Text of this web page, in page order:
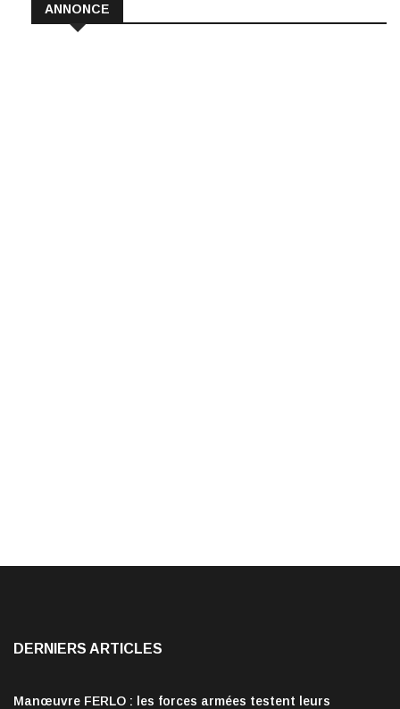
ANNONCE
DERNIERS ARTICLES
Manœuvre FERLO : les forces armées testent leurs